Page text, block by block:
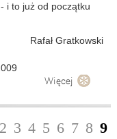
i to już od początku
Rafał Gratkowski
Więcej
2 3 4 5 6 7 8 9